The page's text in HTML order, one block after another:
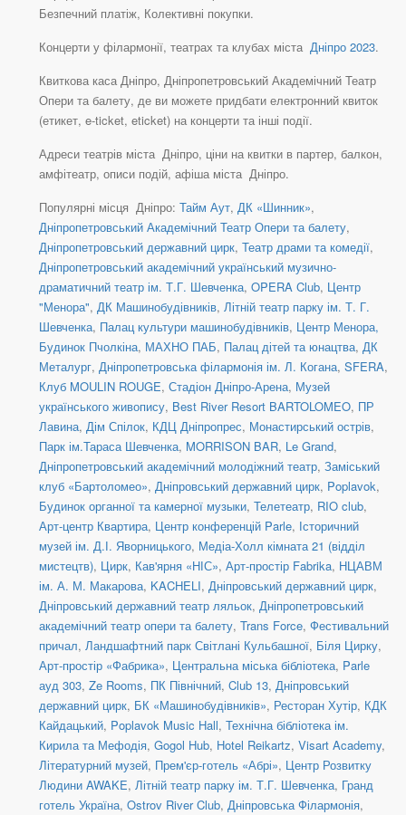
Безпечний платіж, Колективні покупки.
Концерти у філармонії, театрах та клубах міста Дніпро 2023.
Квиткова каса Дніпро, Дніпропетровський Академічний Театр
Опери та балету, де ви можете придбати електронний квиток
(етикет, e-ticket, eticket) на концерти та інші події.
Адреси театрів міста Дніпро, ціни на квитки в партер, балкон,
амфітеатр, описи подій, афіша міста Дніпро.
Популярні місця Дніпро: Тайм Аут, ДК «Шинник»,
Дніпропетровський Академічний Театр Опери та балету,
Дніпропетровський державний цирк, Театр драми та комедії,
Дніпропетровський академічний український музично-
драматичний театр ім. Т.Г. Шевченка, OPERA Club, Центр
"Менора", ДК Машинобудівників, Літній театр парку ім. Т. Г.
Шевченка, Палац культури машинобудівників, Центр Менора,
Будинок Пчолкіна, МАХНО ПАБ, Палац дітей та юнацтва, ДК
Металург, Дніпропетровська філармонія ім. Л. Когана, SFERA,
Клуб MOULIN ROUGE, Стадіон Дніпро-Арена, Музей
українського живопису, Best River Resort BARTOLOMEO, ПР
Лавина, Дім Спілок, КДЦ Дніпропрес, Монастирський острів,
Парк ім.Тараса Шевченка, MORRISON BAR, Le Grand,
Дніпропетровський академічний молодіжний театр, Заміський
клуб «Бартоломео», Дніпровський державний цирк, Poplavok,
Будинок органної та камерної музыки, Телетеатр, RIO club,
Арт-центр Квартира, Центр конференцій Parle, Історичний
музей ім. Д.І. Яворницького, Медіа-Холл кімната 21 (відділ
мистецтв), Цирк, Кав'ярня «НІС», Арт-простір Fabrika, НЦАВМ
ім. А. М. Макарова, KACHELI, Дніпровський державний цирк,
Дніпровський державний театр ляльок, Дніпропетровський
академічний театр опери та балету, Trans Force, Фестивальний
причал, Ландшафтний парк Світлані Кульбашної, Біля Цирку,
Арт-простір «Фабрика», Центральна міська бібліотека, Parle
ауд 303, Ze Rooms, ПК Північний, Club 13, Дніпровський
державний цирк, БК «Машинобудівників», Ресторан Хутір, КДК
Кайдацький, Poplavok Music Hall, Технічна бібліотека ім.
Кирила та Мефодія, Gogol Hub, Hotel Reikartz, Visart Academy,
Літературний музей, Прем'єр-готель «Абрі», Центр Розвитку
Людини AWAKE, Літній театр парку ім. Т.Г. Шевченка, Гранд
готель Україна, Ostrov River Club, Дніпровська Філармонія,